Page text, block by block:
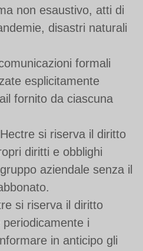
non esaustivo, atti di
disastri naturali
formali
esplicitamente
fornito da ciascuna
si riserva il diritto
diritti e obblighi
aziendale senza il
si riserva il diritto
i
in anticipo gli